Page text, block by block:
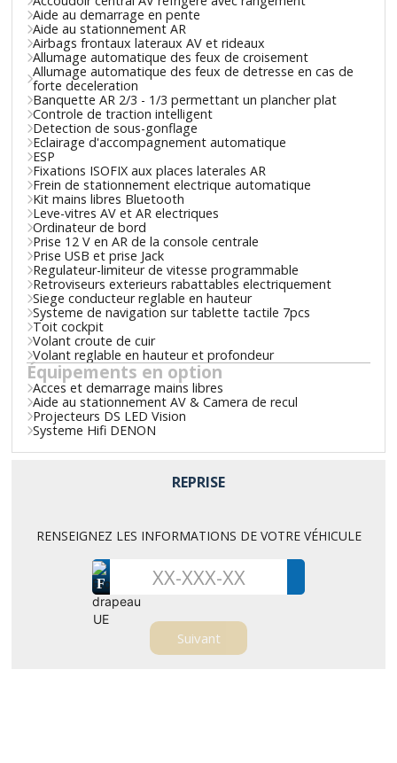
Aide au demarrage en pente
Aide au stationnement AR
Airbags frontaux lateraux AV et rideaux
Allumage automatique des feux de croisement
Allumage automatique des feux de detresse en cas de
forte deceleration
Banquette AR 2/3 - 1/3 permettant un plancher plat
Controle de traction intelligent
Detection de sous-gonflage
Eclairage d'accompagnement automatique
ESP
Fixations ISOFIX aux places laterales AR
Frein de stationnement electrique automatique
Kit mains libres Bluetooth
Leve-vitres AV et AR electriques
Ordinateur de bord
Prise 12 V en AR de la console centrale
Prise USB et prise Jack
Regulateur-limiteur de vitesse programmable
Retroviseurs exterieurs rabattables electriquement
Siege conducteur reglable en hauteur
Systeme de navigation sur tablette tactile 7pcs
Toit cockpit
Volant croute de cuir
Volant reglable en hauteur et profondeur
Équipements en option
Acces et demarrage mains libres
Aide au stationnement AV & Camera de recul
Projecteurs DS LED Vision
Systeme Hifi DENON
REPRISE
RENSEIGNEZ LES INFORMATIONS DE VOTRE VÉHICULE
F